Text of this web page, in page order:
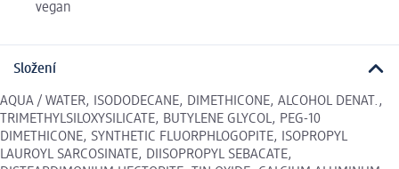
vegan
Složení
AQUA / WATER, ISODODECANE, DIMETHICONE, ALCOHOL DENAT.,
TRIMETHYLSILOXYSILICATE, BUTYLENE GLYCOL, PEG-10
DIMETHICONE, SYNTHETIC FLUORPHLOGOPITE, ISOPROPYL
LAUROYL SARCOSINATE, DIISOPROPYL SEBACATE,